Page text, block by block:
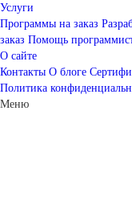
Услуги
Программы на заказ
заказ Помощь
О сайте
Контакты О блоге
Политика
Меню